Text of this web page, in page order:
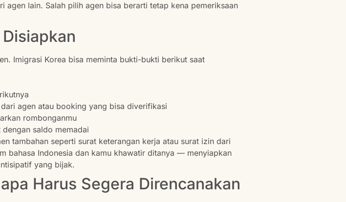
lain. Salah pilih agen bisa berarti tetap kena pemeriksaan
Imigrasi Korea bisa meminta bukti-bukti berikut saat
agen atau booking yang bisa diverifikasi
rombonganmu
saldo memadai
tambahan seperti surat keterangan kerja atau surat izin dari
bahasa Indonesia dan kamu khawatir ditanya — menyiapkan
yang bijak.
Harus Segera Direncanakan